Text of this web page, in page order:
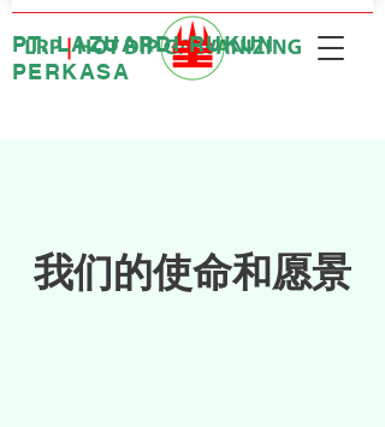
PT. LAZUARDI RUKUN
PERKASA
我们的使命和愿景